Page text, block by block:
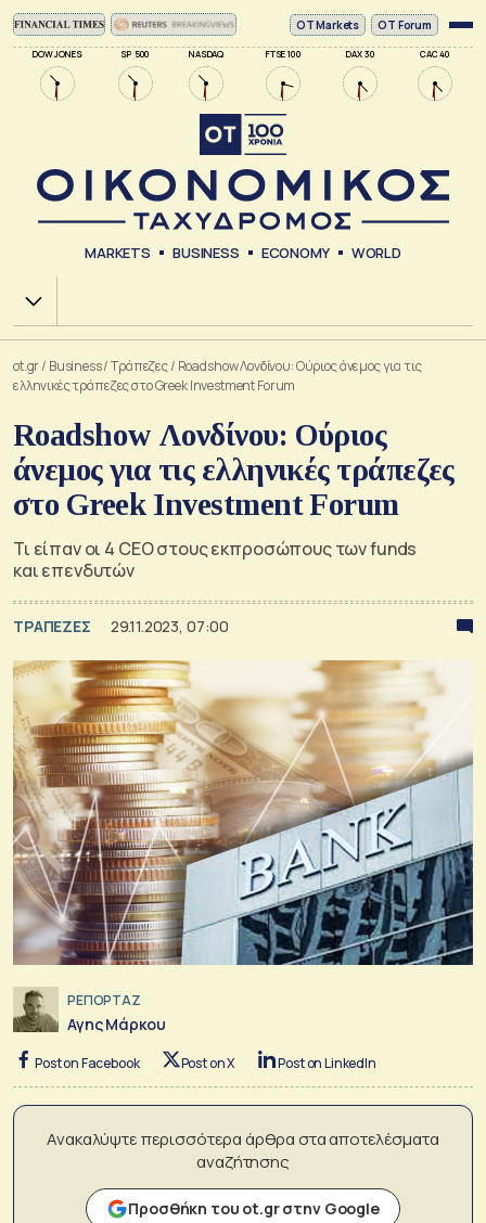
DOW JONES SP 500 NASDAQ FTSE 100 DAX 30 CAC 40
ΟΤ Markets OT Forum
MARKETS BUSINESS ECONOMY WORLD
Χ.Α.
ot.gr/ Business/Τράπεζες/ Roadshow Λονδίνου: Ούριος άνεμος για τις
ελληνικές τράπεζες στο Greek Investment Forum
Roadshow Λονδίνου: Ούριος
άνεμος για τις ελληνικές τράπεζες
στο Greek Investment Forum
Τι είπαν οι 4 CEO στους εκπροσώπους των funds
και επενδυτών
ΤΡΑΠΕΖΕΣ 29.11.2023, 07:00
ΡΕΠΟΡΤΑΖ
Αγης Μάρκου
Post on Facebook Post on X Post on LinkedIn
Ανακαλύψτε περισσότερα άρθρα στα αποτελέσματα
αναζήτησης
Προσθήκη του ot.gr στην Google